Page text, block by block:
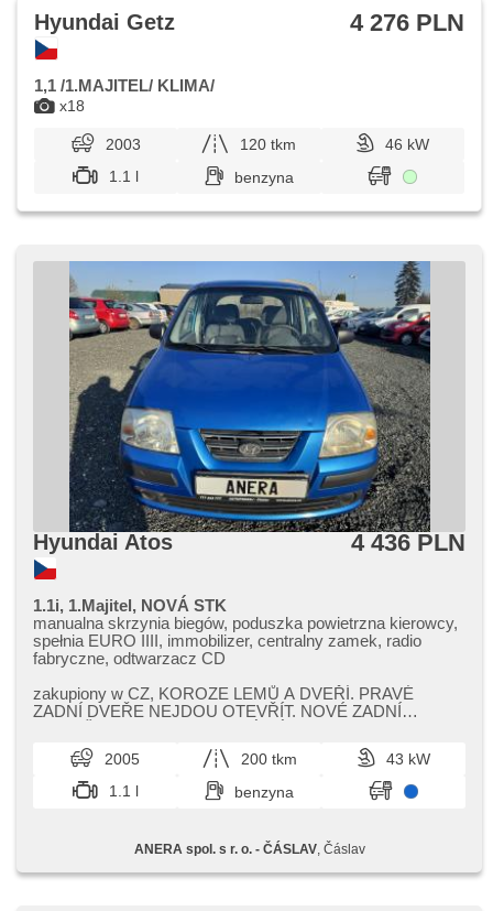
x18
Hyundai Getz 4 276 PLN
1,1 /1.MAJITEL/ KLIMA/
2003 120 tkm
46 kW
1.1 l
benzyna
Hyundai Atos 4 436 PLN
1.1i, 1.Majitel, NOVÁ STK
manualna skrzynia biegów, poduszka powietrzna kierowcy,
spełnia EURO IIII, immobilizer, centralny zamek, radio
fabryczne, odtwarzacz CD
zakupiony w CZ,​ KOROZE LEMŮ A DVEŘÍ. PRAVÉ
ZADNÍ DVEŘE NEJDOU OTEVŘÍT. NOVÉ ZADNÍ
2005 200 tkm
43 kW
1.1 l
benzyna
ANERA spol. s r. o. - ČÁSLAV, Čáslav